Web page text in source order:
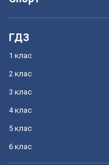
ГДЗ
1 клас
2 клас
3 клас
4 клас
5 клас
6 клас